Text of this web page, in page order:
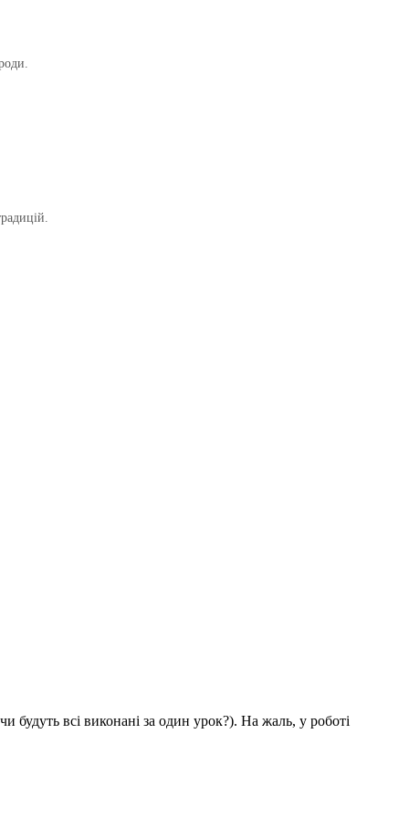
будуть всі виконані за один урок?). На жаль, у роботі